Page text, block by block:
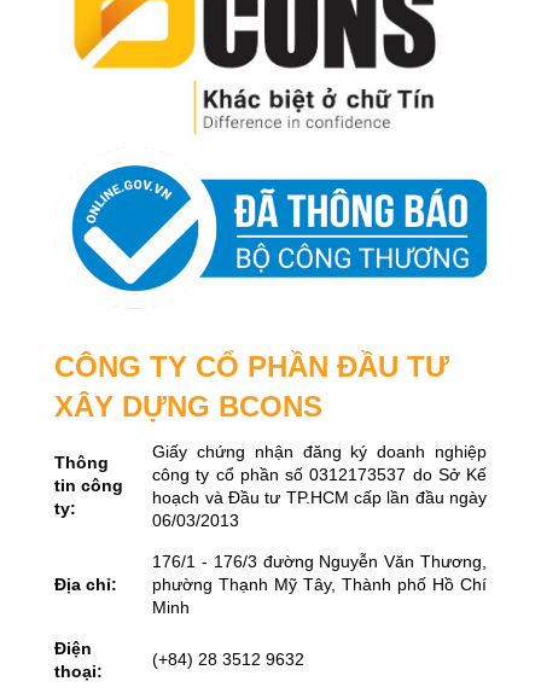
CÔNG TY CỔ PHẦN ĐẦU TƯ
XÂY DỰNG BCONS
Thông
tin công
ty:
Giấy chứng nhận đăng ký doanh nghiệp
công ty cổ phần số 0312173537 do Sở Kế
hoạch và Đầu tư TP.HCM cấp lần đầu ngày
06/03/2013
Địa chỉ:
176/1 - 176/3 đường Nguyễn Văn Thương,
phường Thạnh Mỹ Tây, Thành phố Hồ Chí
Minh
Điện
thoại:
(+84) 28 3512 9632